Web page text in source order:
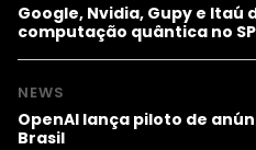
Google, Nvidia, Gupy e Itaú
computação quântica no
NEWS
OpenAI lança piloto de
Brasil